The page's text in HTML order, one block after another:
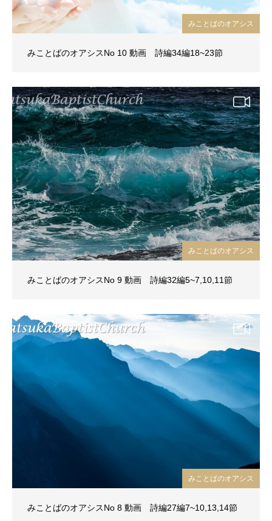
みことばのオアシス
みことばのオアシスNo 10 動画 詩編34編18~23節
みことばのオアシス
みことばのオアシスNo 9 動画 詩編32編5~7,10,11節
みことばのオアシス
みことばのオアシスNo 8 動画 詩編27編7~10,13,14節